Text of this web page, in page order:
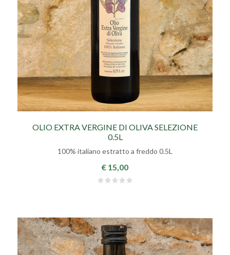
OLIO EXTRA VERGINE DI OLIVA SELEZIONE
0.5L
100% italiano estratto a freddo 0.5L
€ 15,00